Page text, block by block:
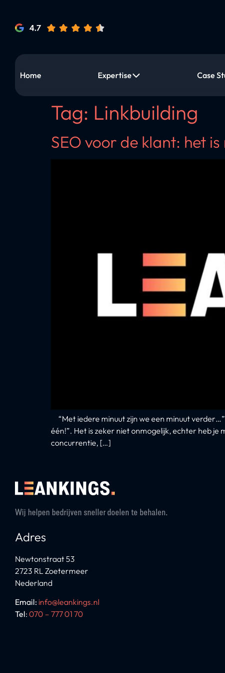
Home Expertise Case
Tag: Linkbuilding
SEO voor de klant: het
“Met iedere minuut zijn we een minuut
één!”. Het is zeker niet onmogelijk, echter heb
concurrentie, […]
Wij helpen bedrijven sneller doelen te behalen.
Adres
Newtonstraat 53
2723 RL Zoetermeer
Nederland
Email: info@leankings.nl
Tel: 070 – 777 01 70